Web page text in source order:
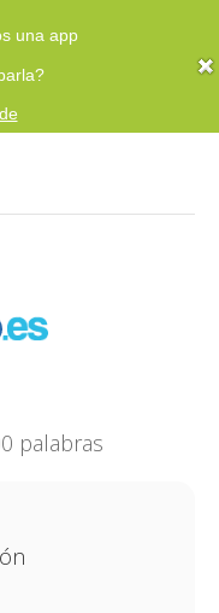
una app
palabras